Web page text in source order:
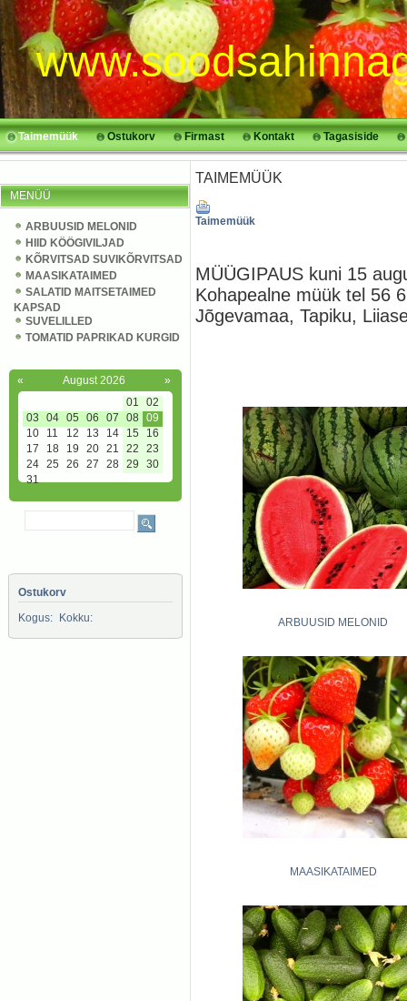
Taimemüük Ostukorv Firmast Kontakt Tagasiside
MENÜÜ
ARBUUSID MELONID
HIID KÖÖGIVILJAD
KÕRVITSAD SUVIKÕRVITSAD
MAASIKATAIMED
SALATID MAITSETAIMED
KAPSAD
SUVELILLED
TOMATID PAPRIKAD KURGID
« August 2026
»
01
02
03
04 05 06 07 08
09
10
11 12 13 14 15
16
17
18 19 20 21 22
23
24
25 26 27 28 29
30
31
Ostukorv
Kogus:
Kokku:
TAIMEMÜÜK
Taimemüük
MÜÜGIPAUS kuni 15
Kohapealne müük tel 56
Jõgevamaa, Tapiku,
ARBUUSID MELONID
MAASIKATAIMED